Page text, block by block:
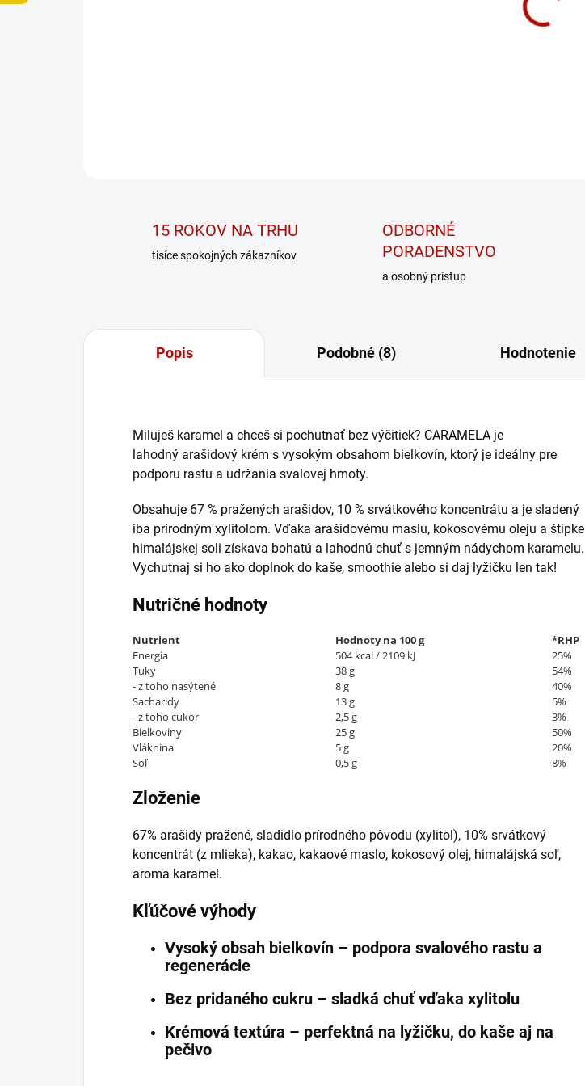
15 ROKOV NA TRHU
tisíce spokojných zákazníkov
ODBORNÉ
PORADENSTVO
a osobný prístup
Popis Podobné (8) Hodnotenie
Miluješ karamel a chceš si pochutnať bez výčitiek? CARAMELA je
lahodný arašidový krém s vysokým obsahom bielkovín, ktorý je ideálny pre
podporu rastu a udržania svalovej hmoty.
Obsahuje 67 % pražených arašidov, 10 % srvátkového koncentrátu a je sladený
iba prírodným xylitolom. Vďaka arašidovému maslu, kokosovému oleju a štipke
himalájskej soli získava bohatú a lahodnú chuť s jemným nádychom karamelu.
Vychutnaj si ho ako doplnok do kaše, smoothie alebo si daj lyžičku len tak!
Nutričné hodnoty
Nutrient Hodnoty na 100 g
*RHP
Energia
504 kcal / 2109 kJ
25%
Tuky
38 g
54%
- z toho nasýtené
8 g
40%
Sacharidy
13 g
5%
- z toho cukor
2,5 g
3%
Bielkoviny
25 g
50%
Vláknina
5 g
20%
Soľ
0,5 g 8%
Zloženie
67% arašidy pražené, sladidlo prírodného pôvodu (xylitol), 10% srvátkový
koncentrát (z mlieka), kakao, kakaové maslo, kokosový olej, himalájská soľ,
aroma karamel.
Kľúčové výhody
Vysoký obsah bielkovín – podpora svalového rastu a
regenerácie
Bez pridaného cukru – sladká chuť vďaka xylitolu
Krémová textúra – perfektná na lyžičku, do kaše aj na
pečivo